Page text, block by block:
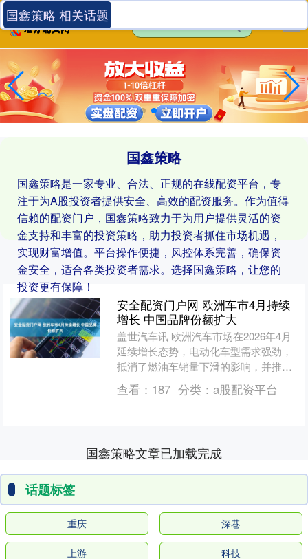
国鑫策略
国鑫策略是一家专业、合法、正规的在线配资平台，专
注于为A股投资者提供安全、高效的配资服务。作为值得
信赖的配资门户，国鑫策略致力于为用户提供灵活的资
金支持和丰富的投资策略，助力投资者抓住市场机遇，
实现财富增值。平台操作便捷，风控体系完善，确保资
金安全，适合各类投资者需求。选择国鑫策略，让您的
投资更有保障！
国鑫策略 相关话题
安全配资门户网 欧洲车市4月持续
增长 中国品牌份额扩大
盖世汽车讯 欧洲汽车市场在2026年4月
延续增长态势，电动化车型需求强劲，
抵消了燃油车销量下滑的影响，并推动
中国品牌进一步扩大市场份额。欧洲汽
车制造商协会（AC....
查看： 187 分类： a股配资平台
国鑫策略文章已加载完成
话题标签
重庆 深巷
上游 科技